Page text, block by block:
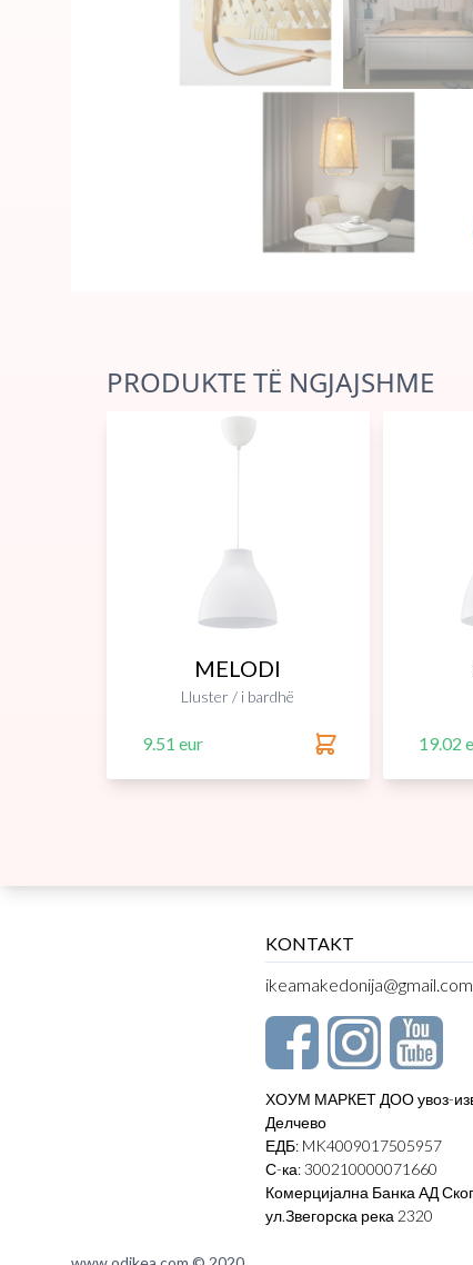
PRODUKTE TË NGJAJSHME
MELODI
Lluster / i bardhë
9.51 eur 19.02
KONTAKT
ikeamakedonija@gmail.com
ХОУМ МАРКЕТ ДОО увоз-
Делчево
ЕДБ: MK4009017505957
С-ка: 300210000071660
Комерцијална Банка АД
ул.Звегорска река 2320